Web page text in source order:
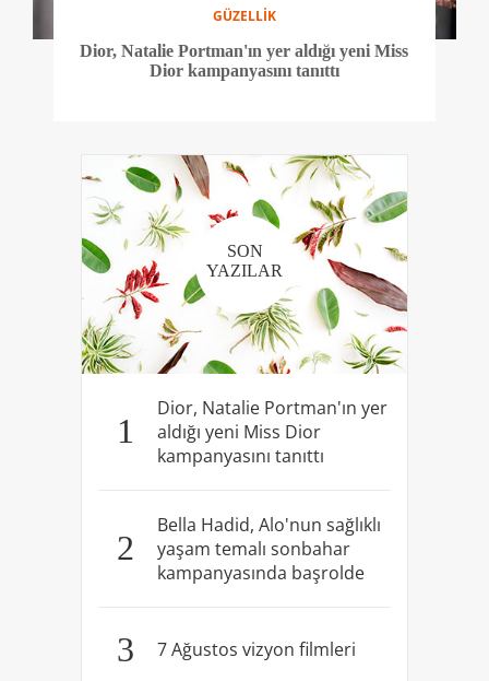
GÜZELLİK
Dior, Natalie Portman'ın yer aldığı yeni Miss
Dior kampanyasını tanıttı
SON
YAZILAR
1
Dior, Natalie Portman'ın yer
aldığı yeni Miss Dior
kampanyasını tanıttı
2
Bella Hadid, Alo'nun sağlıklı
yaşam temalı sonbahar
kampanyasında başrolde
3 7 Ağustos vizyon filmleri